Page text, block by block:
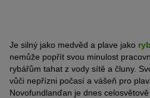
Je silný jako medvěd a plave jako
nemůže popřít svou minulost
rybářům tahat z vody sítě a čluny.
vůči nepřízni počasí a vášeň pro
Novofundlanďan je dnes